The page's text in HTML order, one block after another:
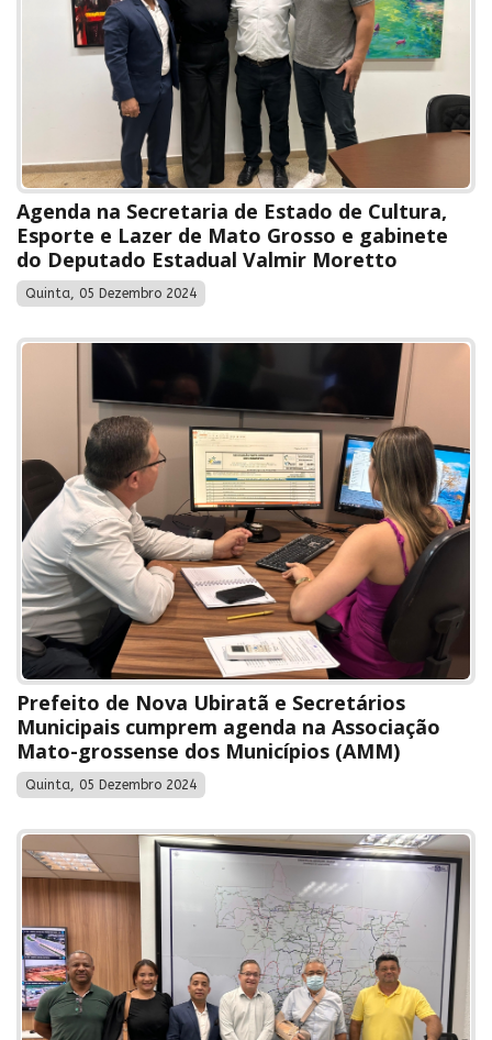
Agenda na Secretaria de Estado de Cultura,
Esporte e Lazer de Mato Grosso e gabinete
do Deputado Estadual Valmir Moretto
Quinta, 05 Dezembro 2024
Prefeito de Nova Ubiratã e Secretários
Municipais cumprem agenda na Associação
Mato-grossense dos Municípios (AMM)
Quinta, 05 Dezembro 2024